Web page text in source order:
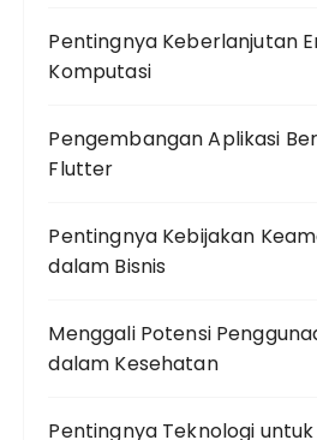
Pentingnya Keberlanjutan
Komputasi
Pengembangan Aplikasi
Flutter
Pentingnya Kebijakan
dalam Bisnis
Menggali Potensi
dalam Kesehatan
Pentingnya Teknologi